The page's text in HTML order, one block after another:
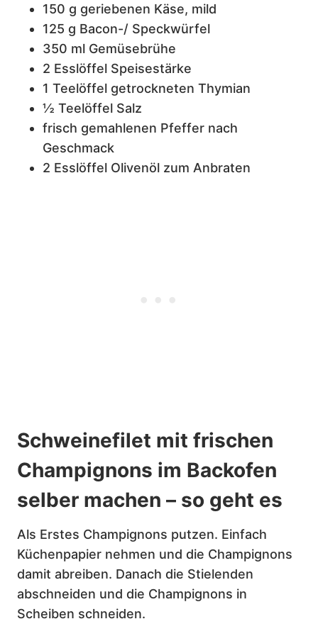
150 g geriebenen Käse, mild
125 g Bacon-/ Speckwürfel
350 ml Gemüsebrühe
2 Esslöffel Speisestärke
1 Teelöffel getrockneten Thymian
½ Teelöffel Salz
frisch gemahlenen Pfeffer nach
Geschmack
2 Esslöffel Olivenöl zum Anbraten
Schweinefilet mit frischen
Champignons im Backofen
selber machen – so geht es
Als Erstes Champignons putzen. Einfach
Küchenpapier nehmen und die Champignons
damit abreiben. Danach die Stielenden
abschneiden und die Champignons in
Scheiben schneiden.